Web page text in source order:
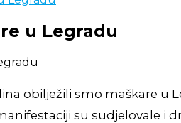
u Legradu
obilježili smo maškare u
su sudjelovale i